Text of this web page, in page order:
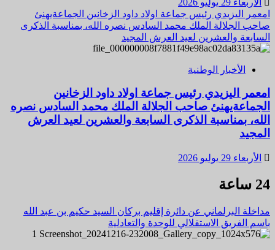
امعمر اليزيدي رئيس جماعة اولاد داود الزخانين الجماعةيهنئ
صاحب الجلالة الملك محمد السادس نصره الله، بمناسبة الذكرى
السابعة والعشرين لعيد العرش المجيد
الأخبار الوطنية
امعمر اليزيدي رئيس جماعة اولاد داود الزخانين
الجماعةيهنئ صاحب الجلالة الملك محمد السادس نصره
الله، بمناسبة الذكرى السابعة والعشرين لعيد العرش
المجيد
الأربعاء 29 يوليو 2026
24 ساعة
مداخلة البرلماني عن دائرة إقليم بركان السيد حكيم بن عبد الله
باسم الفريق الاستقلالي للوحدة والتعادلية
1